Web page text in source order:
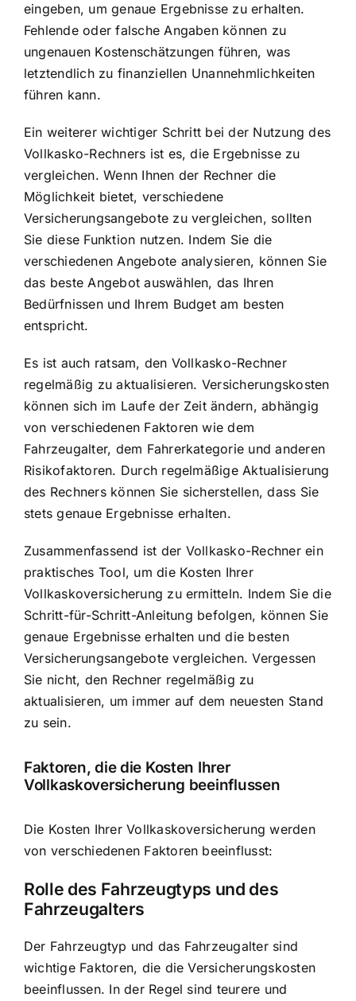
eingeben, um genaue Ergebnisse zu erhalten.
Fehlende oder falsche Angaben können zu
ungenauen Kostenschätzungen führen, was
letztendlich zu finanziellen Unannehmlichkeiten
führen kann.
Ein weiterer wichtiger Schritt bei der Nutzung des
Vollkasko-Rechners ist es, die Ergebnisse zu
vergleichen. Wenn Ihnen der Rechner die
Möglichkeit bietet, verschiedene
Versicherungsangebote zu vergleichen, sollten
Sie diese Funktion nutzen. Indem Sie die
verschiedenen Angebote analysieren, können Sie
das beste Angebot auswählen, das Ihren
Bedürfnissen und Ihrem Budget am besten
entspricht.
Es ist auch ratsam, den Vollkasko-Rechner
regelmäßig zu aktualisieren. Versicherungskosten
können sich im Laufe der Zeit ändern, abhängig
von verschiedenen Faktoren wie dem
Fahrzeugalter, dem Fahrerkategorie und anderen
Risikofaktoren. Durch regelmäßige Aktualisierung
des Rechners können Sie sicherstellen, dass Sie
stets genaue Ergebnisse erhalten.
Zusammenfassend ist der Vollkasko-Rechner ein
praktisches Tool, um die Kosten Ihrer
Vollkaskoversicherung zu ermitteln. Indem Sie die
Schritt-für-Schritt-Anleitung befolgen, können Sie
genaue Ergebnisse erhalten und die besten
Versicherungsangebote vergleichen. Vergessen
Sie nicht, den Rechner regelmäßig zu
aktualisieren, um immer auf dem neuesten Stand
zu sein.
Faktoren, die die Kosten Ihrer
Vollkaskoversicherung beeinflussen
Die Kosten Ihrer Vollkaskoversicherung werden
von verschiedenen Faktoren beeinflusst:
Rolle des Fahrzeugtyps und des
Fahrzeugalters
Der Fahrzeugtyp und das Fahrzeugalter sind
wichtige Faktoren, die die Versicherungskosten
beeinflussen. In der Regel sind teurere und